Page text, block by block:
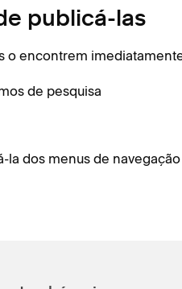
publicá-las
o encontrem
de pesquisa
la dos menus de navegação